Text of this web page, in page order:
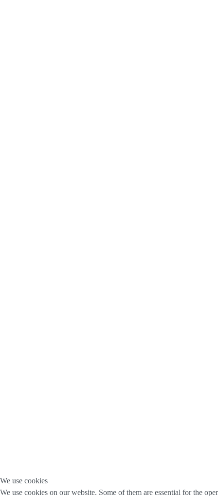
We use cookies
We use cookies on our website. Some of them are essential for the